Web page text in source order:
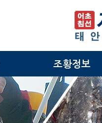
조황정보